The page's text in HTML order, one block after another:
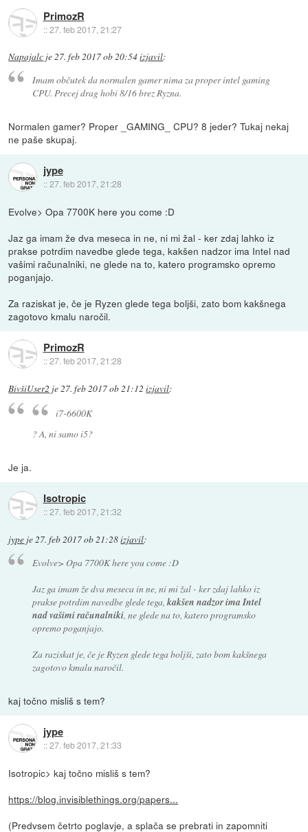
PrimozR
::27. feb 2017, 21:27
Napajalc je27. feb 2017 ob 20:54izjavil:
Imam občutek da normalen gamer nima za proper intel gaming
CPU. Precej drag hobi 8/16 brez Ryzna.
Normalen gamer? Proper _GAMING_ CPU? 8 jeder? Tukaj nekaj
ne paše skupaj.
jype
::27. feb 2017, 21:28
Evolve> Opa 7700K here you come :D
Jaz ga imam že dva meseca in ne, ni mi žal - ker zdaj lahko iz
prakse potrdim navedbe glede tega, kakšen nadzor ima Intel nad
vašimi računalniki, ne glede na to, katero programsko opremo
poganjajo.
Za raziskat je, če je Ryzen glede tega boljši, zato bom kakšnega
zagotovo kmalu naročil.
PrimozR
::27. feb 2017, 21:28
BivšiUser2 je27. feb 2017 ob 21:12 izjavil:
i7-6600K
? A, ni samo i5?
Je ja.
Isotropic
::27. feb 2017, 21:32
jype je27. feb 2017 ob 21:28izjavil:
Evolve> Opa 7700K here you come :D
Jaz ga imam že dva meseca in ne, ni mi žal - ker zdaj lahko iz
prakse potrdim navedbe glede tega, kakšen nadzor ima Intel
nad vašimi računalniki, ne glede na to, katero programsko
opremo poganjajo.
Za raziskat je, če je Ryzen glede tega boljši, zato bom kakšnega
zagotovo kmalu naročil.
kaj točno misliš s tem?
jype
::27. feb 2017, 21:33
Isotropic> kaj točno misliš s tem?
https://blog.invisiblethings.org/papers...
(Predvsem četrto poglavje, a splača se prebrati in zapomniti